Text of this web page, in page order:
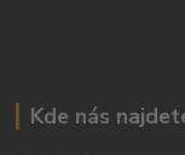
Kde nás